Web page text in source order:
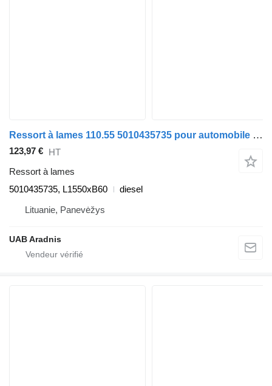
Ressort à lames 110.55 5010435735 pour automobile Renault MASCOTT Furgon/Estate
123,97 € HT
Ressort à lames
5010435735, L1550xB60
diesel
Lituanie, Panevėžys
UAB Aradnis